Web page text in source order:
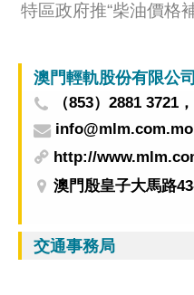
特區政府推“柴油價格
澳門輕軌股份有限公司
（853）2881 3721
info@mlm.com.mo
http://
澳門殷皇子大馬路
交通事務局